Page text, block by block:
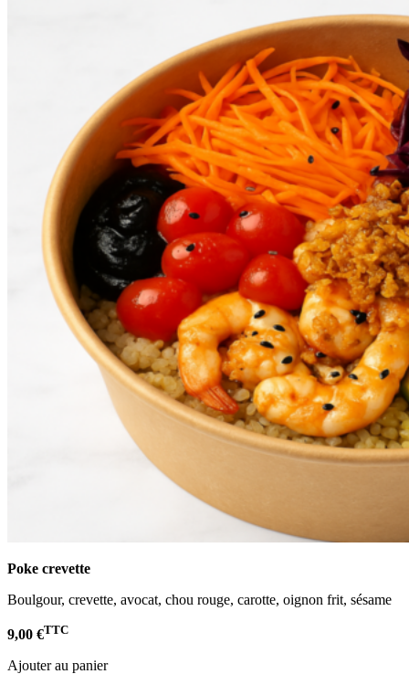
Poke crevette
Boulgour, crevette, avocat, chou rouge, carotte, oignon frit, sésame
9,00 €TTC
Ajouter au panier